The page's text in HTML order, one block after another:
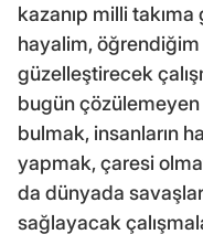
kazanıp milli
hayalim, öğrendiğim
güzelleştirecek
bugün
bulmak, insanların
yapmak, çaresi
da dünyada
sağlayacak